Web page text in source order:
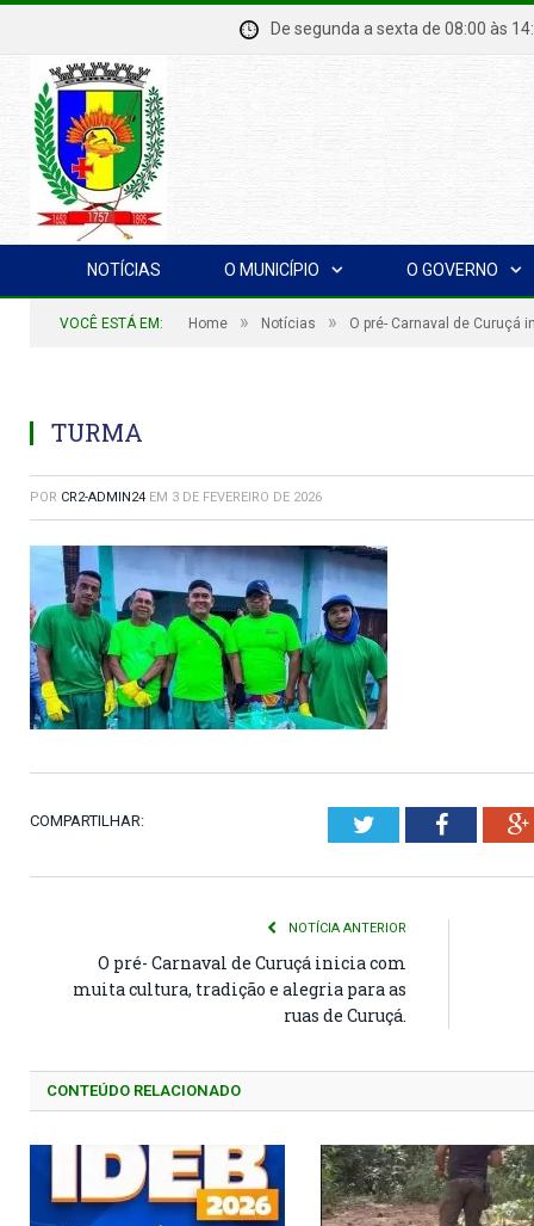
De segunda a sexta de 08:00
NOTÍCIAS O MUNICÍPIO O GOVERNO
VOCÊ ESTÁ EM: Home » Notícias » O pré- Carnaval de Curuçá
TURMA
POR CR2-ADMIN24 EM 3 DE FEVEREIRO DE 2026
COMPARTILHAR: Twitter
NOTÍCIA ANTERIOR
O pré- Carnaval de Curuçá inicia com
muita cultura, tradição e alegria para as
ruas de Curuçá.
CONTEÚDO RELACIONADO